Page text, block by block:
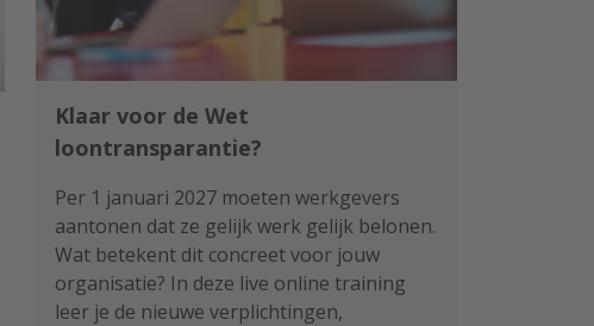
Klaar voor de Wet
loontransparantie?
Per 1 januari 2027 moeten werkgevers
aantonen dat ze gelijk werk gelijk belonen.
Wat betekent dit concreet voor jouw
organisatie? In deze live online training
leer je de nieuwe verplichtingen,